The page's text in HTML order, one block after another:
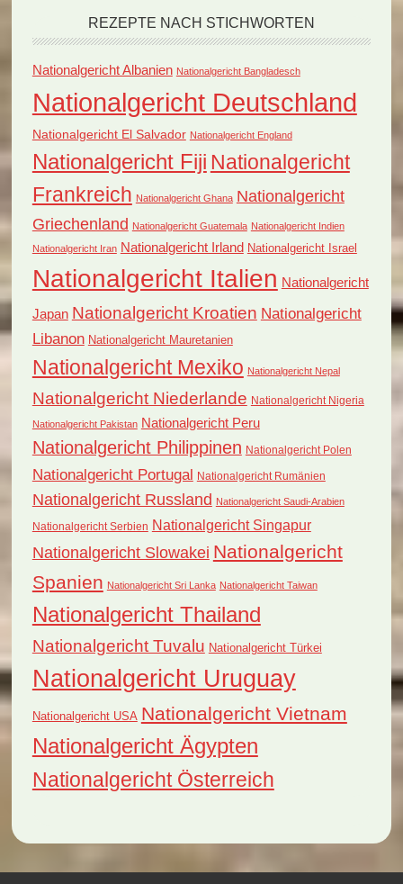
REZEPTE NACH STICHWORTEN
Nationalgericht Albanien Nationalgericht Bangladesch
Nationalgericht Deutschland
Nationalgericht El Salvador Nationalgericht England
Nationalgericht Fiji Nationalgericht
Frankreich Nationalgericht Ghana Nationalgericht
Griechenland Nationalgericht Guatemala Nationalgericht Indien
Nationalgericht Iran Nationalgericht Irland Nationalgericht Israel
Nationalgericht Italien Nationalgericht
Japan Nationalgericht Kroatien Nationalgericht
Libanon Nationalgericht Mauretanien
Nationalgericht Mexiko Nationalgericht Nepal
Nationalgericht Niederlande Nationalgericht Nigeria
Nationalgericht Pakistan Nationalgericht Peru
Nationalgericht Philippinen Nationalgericht Polen
Nationalgericht Portugal Nationalgericht Rumänien
Nationalgericht Russland Nationalgericht Saudi-Arabien
Nationalgericht Serbien Nationalgericht Singapur
Nationalgericht Slowakei Nationalgericht
Spanien Nationalgericht Sri Lanka Nationalgericht Taiwan
Nationalgericht Thailand
Nationalgericht Tuvalu Nationalgericht Türkei
Nationalgericht Uruguay
Nationalgericht USA Nationalgericht Vietnam
Nationalgericht Ägypten
Nationalgericht Österreich